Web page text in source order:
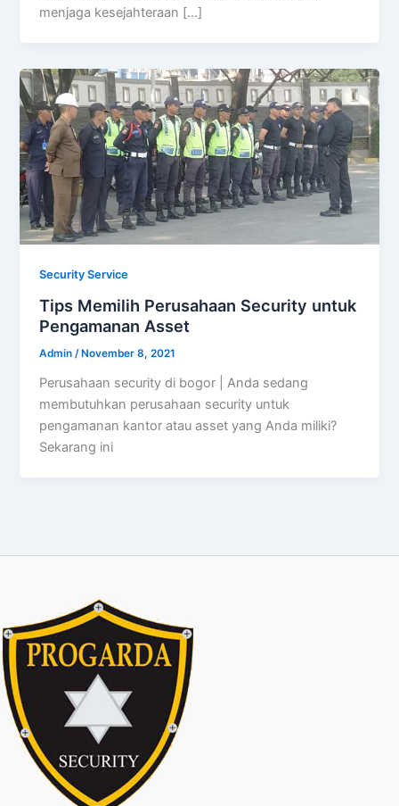
menjaga kesejahteraan […]
Security Service
Tips Memilih Perusahaan Security untuk
Pengamanan Asset
Admin/ November 8, 2021
Perusahaan security di bogor | Anda sedang
membutuhkan perusahaan security untuk
pengamanan kantor atau asset yang Anda miliki?
Sekarang ini